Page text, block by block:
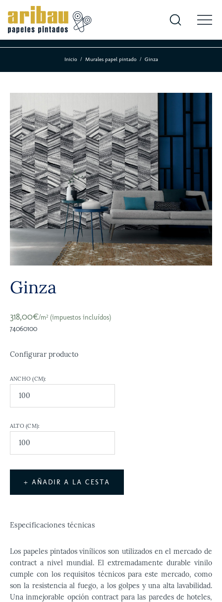
Inicio Murales papel pintado Ginza
Ginza
318,00€/m² (impuestos incluídos)
74060100
Configurar producto
ANCHO (CM):
ALTO (CM):
+ AÑADIR A LA CESTA
Especificaciones técnicas
Los papeles pintados vinílicos son utilizados en el mercado de
contract a nivel mundial. El extremadamente durable vinilo
cumple con los requisitos técnicos para este mercado, como
son la resistencia al fuego, a los golpes y una alta lavabilidad.
Una inmejorable opción contract para las paredes de hoteles,